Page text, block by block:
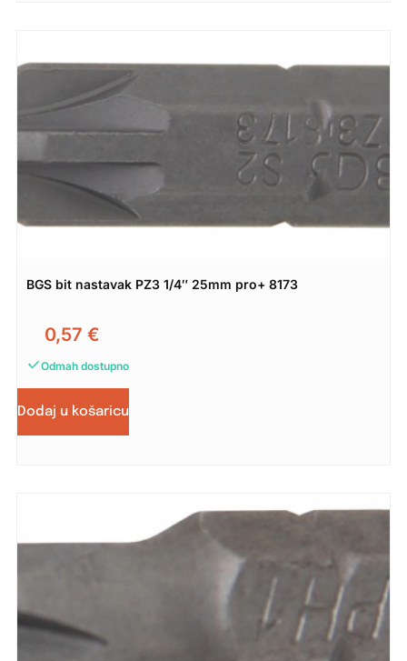
BGS bit nastavak PZ3 1/4″ 25mm pro+ 8173
0,57 €
Odmah dostupno
Dodaj u košaricu